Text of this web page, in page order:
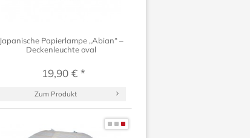
Japanische Papierlampe „Abian“ –
Deckenleuchte oval
19,90 € *
Zum Produkt